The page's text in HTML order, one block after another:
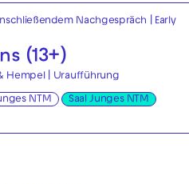
Nachgespräch
Early
(13+)
Hempel | Uraufführung
NTM
Saal Junges NTM